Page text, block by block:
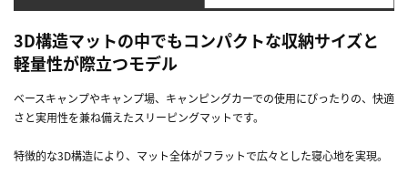
3D構造マットの中でもコンパクトな収納サイズと
軽量性が際立つモデル
ベースキャンプやキャンプ場、キャンピングカーでの使用にぴったりの、快適
さと実用性を兼ね備えたスリーピングマットです。
特徴的な3D構造により、マット全体がフラットで広々とした寝心地を実現。